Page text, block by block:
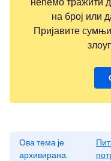
на број или
Пријавите
Ова тема је
архивирана.